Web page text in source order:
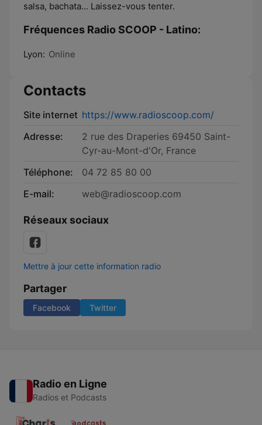
salsa, bachata... Laissez-vous tenter.
Fréquences Radio SCOOP - Latino:
Lyon: Online
Contacts
Site internet https://www.radioscoop.com/
Adresse:
2 rue des Draperies 69450 Saint-
Cyr-au-Mont-d'Or, France
Téléphone:
04 72 85 80 00
E-mail:
web@radioscoop.com
Réseaux sociaux
Mettre à jour cette information radio
Partager
Facebook Twitter
Radio en Ligne
Radios et Podcasts